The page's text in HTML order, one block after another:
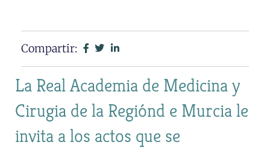
Compartir:
La Real Academia de Medicina y
Cirugia de la Regiónd e Murcia le
invita a los actos que se